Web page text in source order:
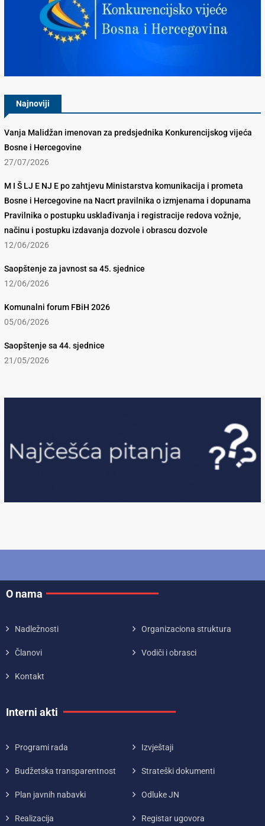
Najnoviji
Vanja Malidžan imenovan za predsjednika Konkurencijskog vijeća
Bosne i Hercegovine
27/07/2026
M I Š LJ E NJ E po zahtjevu Ministarstva komunikacija i prometa
Bosne i Hercegovine na Nacrt pravilnika o izmjenama i dopunama
Pravilnika o postupku usklađivanja i registracije redova vožnje,
načinu i postupku izdavanja dozvole i obrascu dozvole
12/06/2026
Saopštenje za javnost sa 45. sjednice
12/06/2026
Komunalni forum FBiH 2026
05/06/2026
Saopštenje sa 44. sjednice
21/05/2026
O nama
Nadležnosti Organizaciona struktura
Članovi Vodiči i obrasci
Kontakt
Interni akti
Programi rada Izvještaji
Budžetska transparentnost Strateški dokumenti
Plan javnih nabavki Odluke JN
Realizacija Registar ugovora